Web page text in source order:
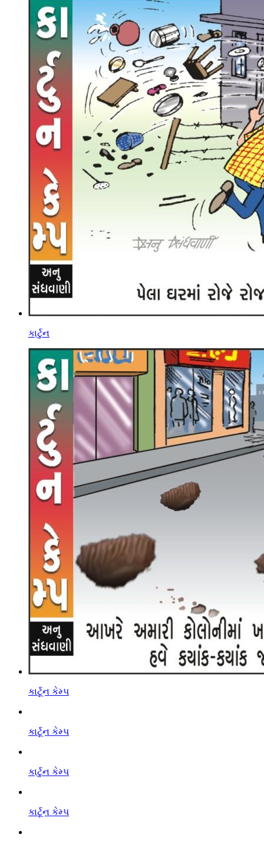
કાર્ટુન
કાર્ટૂન કેમ્પ
કાર્ટૂન કેમ્પ
કાર્ટુન કેમ્પ
કાર્ટૂન કેમ્પ